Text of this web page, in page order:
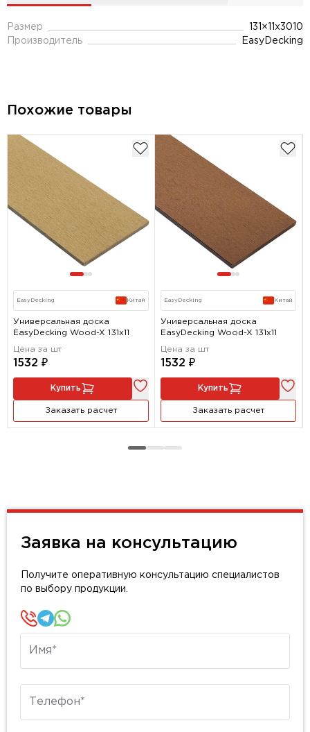
Размер
131×11х3010
Производитель
EasyDecking
Похожие товары
EasyDecking Китай
Универсальная доска
EasyDecking Wood-X 131х11
Цена за шт
1532 ₽
Купить
Заказать расчет
EasyDecking Китай
Универсальная доска
EasyDecking Wood-X 131х11
Цена за шт
1532 ₽
Купить
Заказать расчет
Заявка на консультацию
Получите оперативную консультацию специалистов
по выбору продукции.